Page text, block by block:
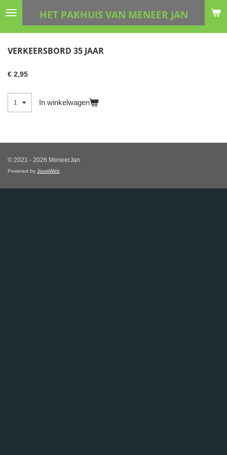
Ga
hoofdinhoud
HET PAKHUIS VAN MENEER JAN
VERKEERSBORD 35 JAAR
€ 2,95
In winkelwagen
© 2021 - 2026 MeneerJan
Powered by JouwWeb